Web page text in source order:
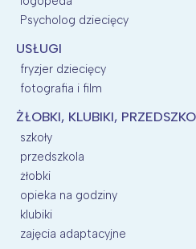
Psycholog dziecięcy
USŁUGI
fryzjer dziecięcy
fotografia i film
ŻŁOBKI, KLUBIKI,
szkoły
przedszkola
żłobki
opieka na godziny
klubiki
zajęcia adaptacyjne